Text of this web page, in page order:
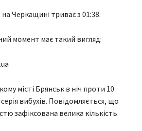
Черкащині триває з 01:38.
момент має такий вигляд:
місті Брянськ в ніч проти 10
вибухів. Повідомляється, що
зафіксована велика кількість